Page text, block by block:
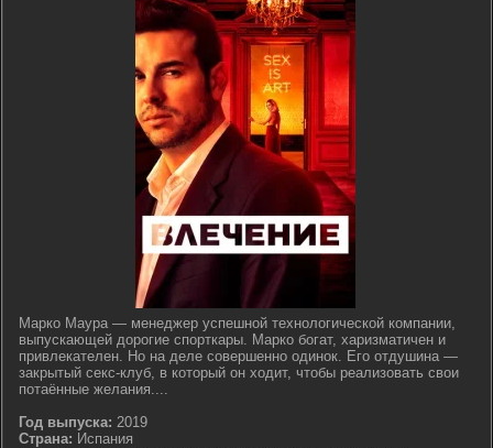
Марко Маура — менеджер успешной технологической компании,
выпускающей дорогие спорткары. Марко богат, харизматичен и
привлекателен. Но на деле совершенно одинок. Его отдушина —
закрытый секс-клуб, в который он ходит, чтобы реализовать свои
потаённые желания....
Год выпуска: 2019
Страна: Испания